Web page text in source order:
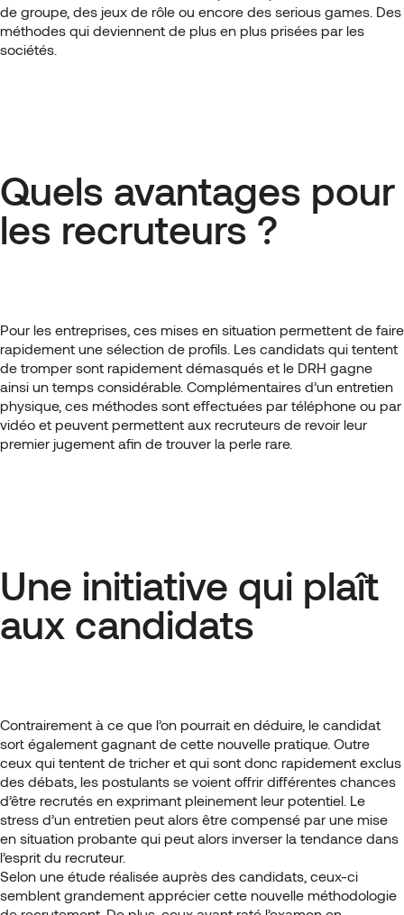
de groupe, des jeux de rôle ou encore des serious games. Des
méthodes qui deviennent de plus en plus prisées par les
sociétés.
Quels avantages pour
les recruteurs ?
Pour les entreprises, ces mises en situation permettent de faire
rapidement une sélection de profils. Les candidats qui tentent
de tromper sont rapidement démasqués et le DRH gagne
ainsi un temps considérable. Complémentaires d’un entretien
physique, ces méthodes sont effectuées par téléphone ou par
vidéo et peuvent permettent aux recruteurs de revoir leur
premier jugement afin de trouver la perle rare.
Une initiative qui plaît
aux candidats
Contrairement à ce que l’on pourrait en déduire, le candidat
sort également gagnant de cette nouvelle pratique. Outre
ceux qui tentent de tricher et qui sont donc rapidement exclus
des débats, les postulants se voient offrir différentes chances
d’être recrutés en exprimant pleinement leur potentiel. Le
stress d’un entretien peut alors être compensé par une mise
en situation probante qui peut alors inverser la tendance dans
l’esprit du recruteur.
Selon une étude réalisée auprès des candidats, ceux-ci
semblent grandement apprécier cette nouvelle méthodologie